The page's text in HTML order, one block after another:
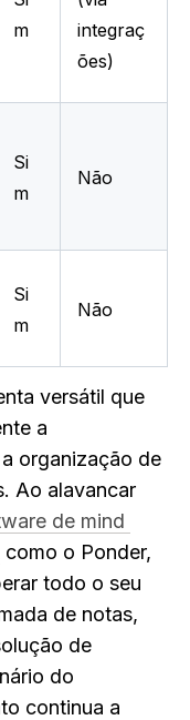
m
integraç
ões)
Si
m
Não
Si
m
Não
versátil que
a
organização de
Ao alavancar
de mind
como o Ponder,
todo o seu
de notas,
de
do
continua a